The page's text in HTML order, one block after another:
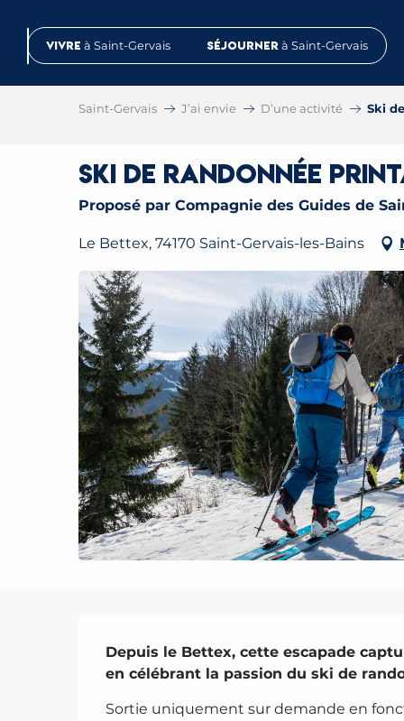
contenuVivre à Saint-Gervais Séjourner à Saint-Gervais
Saint-Gervais J’ai envie D’une activité Ski
Ski de randonnée
Proposé par Compagnie des Guides de
Le Bettex, 74170 Saint-Gervais-les-Bains
Description
Depuis le Bettex, cette escapade
en célébrant la passion du ski de
Sortie uniquement sur demande en